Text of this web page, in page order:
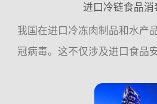
进口冷链食品消
我国在进口冷冻肉制品和水产
冠病毒。这不仅涉及进口食品
行有效消毒是进口冷链食品安